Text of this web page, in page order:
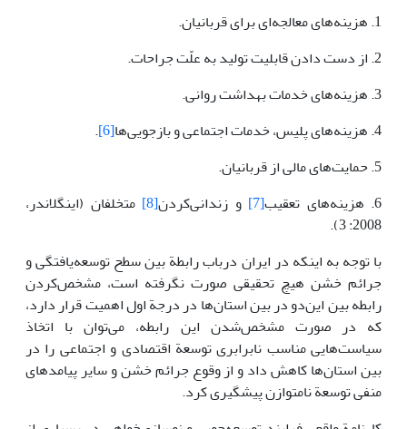
1. هزینه‌های معالجه‌ای برای قربانیان.
2. از دست دادن قابلیت تولید به علّت جراحات.
3. هزینه‌های خدمات بهداشت روانی.
4. هزینه‌های پلیس، خدمات اجتماعی و بازجویی‌ها
[6]
.
5. حمایت‌های مالی از قربانیان.
6. هزینه‌های تعقیب
[7] و زندانی‌کردن[8]
متخلفان (‌اینگلاندر،
2008: 3).
با توجه به ‌اینکه در ‌ایران درباب رابطة بین سطح توسعه‌یافتگی و
جرائم خشن هیچ تحقیقی صورت نگرفته است، مشخص‌کردن
رابطه بین ‌این‌دو در بین استان‌ها در درجة اول اهمیت قرار دارد،
که در صورت مشخص‌شدن‌ این رابطه، می‌توان با اتخاذ
سیاست‌هایی مناسب نابرابری توسعة اقتصادی و اجتماعی را در
بین استان‌ها کاهش داد و از وقوع جرائم خشن و سایر پیامدهای
منفی توسعة نامتوازن پیشگیری کرد.